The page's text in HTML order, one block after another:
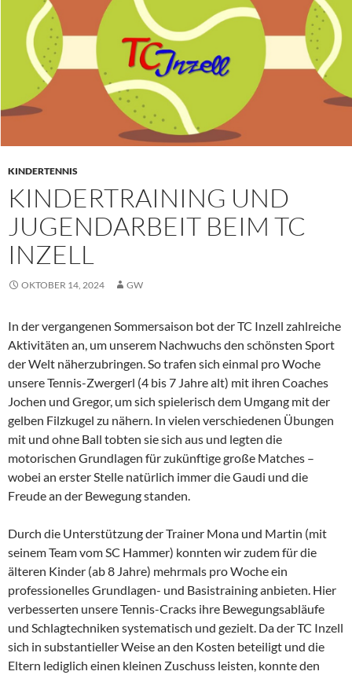
KINDERTENNIS
KINDERTRAINING UND
JUGENDARBEIT BEIM TC
INZELL
OKTOBER 14, 2024 GW
In der vergangenen Sommersaison bot der TC Inzell zahlreiche
Aktivitäten an, um unserem Nachwuchs den schönsten Sport
der Welt näherzubringen. So trafen sich einmal pro Woche
unsere Tennis-Zwergerl (4 bis 7 Jahre alt) mit ihren Coaches
Jochen und Gregor, um sich spielerisch dem Umgang mit der
gelben Filzkugel zu nähern. In vielen verschiedenen Übungen
mit und ohne Ball tobten sie sich aus und legten die
motorischen Grundlagen für zukünftige große Matches –
wobei an erster Stelle natürlich immer die Gaudi und die
Freude an der Bewegung standen.
Durch die Unterstützung der Trainer Mona und Martin (mit
seinem Team vom SC Hammer) konnten wir zudem für die
älteren Kinder (ab 8 Jahre) mehrmals pro Woche ein
professionelles Grundlagen- und Basistraining anbieten. Hier
verbesserten unsere Tennis-Cracks ihre Bewegungsabläufe
und Schlagtechniken systematisch und gezielt. Da der TC Inzell
sich in substantieller Weise an den Kosten beteiligt und die
Eltern lediglich einen kleinen Zuschuss leisten, konnte den